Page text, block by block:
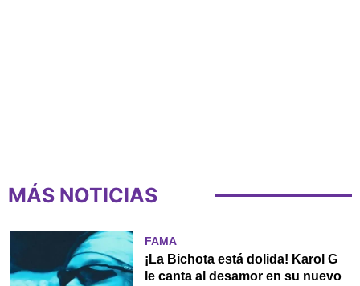
MÁS NOTICIAS
FAMA
¡La Bichota está dolida! Karol G
le canta al desamor en su nuevo